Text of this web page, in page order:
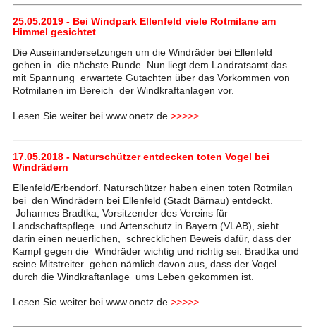
25.05.2019 - Bei Windpark Ellenfeld viele Rotmilane am
Himmel gesichtet
Die Auseinandersetzungen um die Windräder bei Ellenfeld
gehen in die nächste Runde. Nun liegt dem Landratsamt das
mit Spannung erwartete Gutachten über das Vorkommen von
Rotmilanen im Bereich der Windkraftanlagen vor.
Lesen Sie weiter bei www.onetz.de >>>>>
17.05.2018 - Naturschützer entdecken toten Vogel bei
Windrädern
Ellenfeld/Erbendorf. Naturschützer haben einen toten Rotmilan
bei den Windrädern bei Ellenfeld (Stadt Bärnau) entdeckt.
Johannes Bradtka, Vorsitzender des Vereins für
Landschaftspflege und Artenschutz in Bayern (VLAB), sieht
darin einen neuerlichen, schrecklichen Beweis dafür, dass der
Kampf gegen die Windräder wichtig und richtig sei. Bradtka und
seine Mitstreiter gehen nämlich davon aus, dass der Vogel
durch die Windkraftanlage ums Leben gekommen ist.
Lesen Sie weiter bei www.onetz.de >>>>>